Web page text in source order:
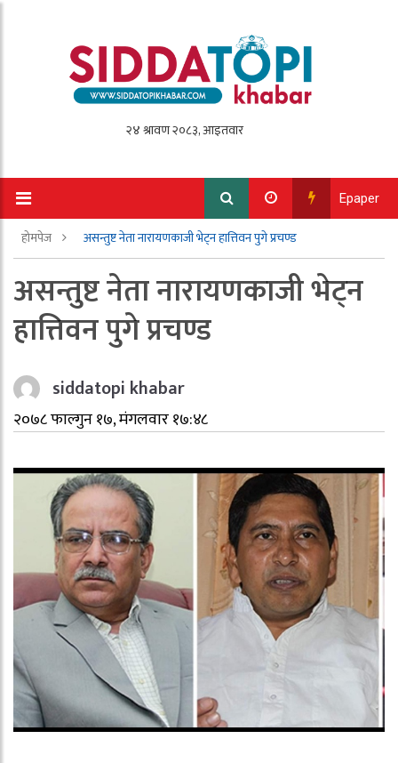
Epaper
होमपेज असन्तुष्ट नेता नारायणकाजी भेट्न हात्तिवन पुगे प्रचण्ड
असन्तुष्ट नेता नारायणकाजी भेट्न
हात्तिवन पुगे प्रचण्ड
siddatopi khabar
२०७८ फाल्गुन १७, मंगलवार १७:४८